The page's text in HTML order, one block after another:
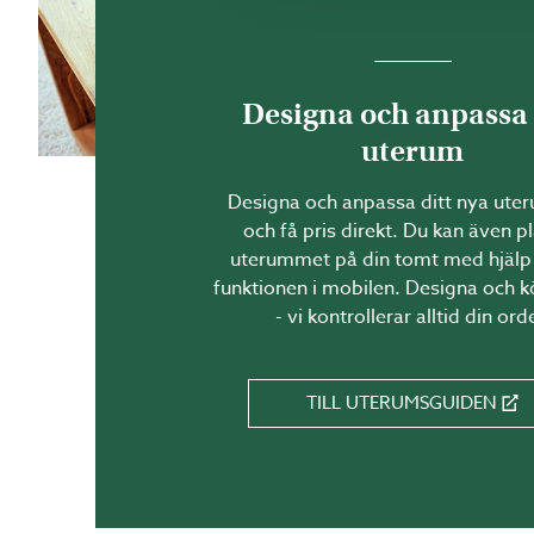
Attefallshus är fristående
Större yta än klassiska
Flexibilitet— kan
som inte fullt isolerade.
Bygglovsfritt inom
Designa och
uterum
Designa och anpassa ditt nya
och få pris direkt. Du kan även
uterummet på din tomt med hjälp
funktionen i mobilen. Designa och
- vi kontrollerar alltid din
TILL UTERUMSGUIDEN